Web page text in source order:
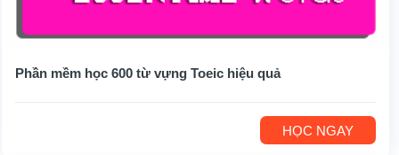
Phần mềm học 600 từ vựng Toeic hiệu quả
HỌC NGAY